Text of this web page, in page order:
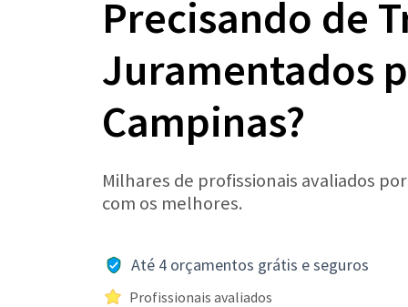
Precisando de
Juramentados
Campinas?
Milhares de profissionais avaliados
com os melhores.
Até 4 orçamentos grátis e seguros
Profissionais avaliados